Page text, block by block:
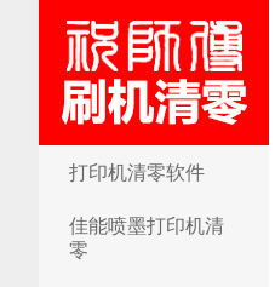
祝师傅清零网
打印机清零软件
佳能喷墨打印机清
零